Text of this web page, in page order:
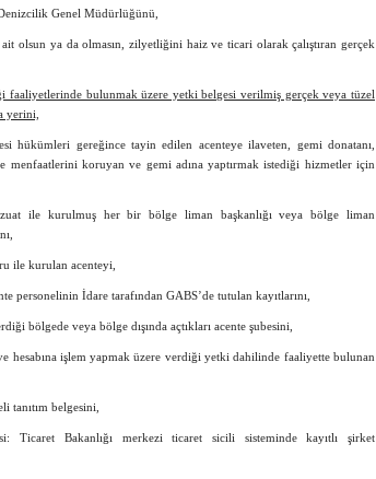
Genel Müdürlüğünü,
olsun ya da olmasın, zilyetliğini haiz ve ticari olarak çalıştıran gerçek
faaliyetlerinde bulunmak üzere yetki belgesi verilmiş gerçek veya tüzel
yerini,
hükümleri gereğince tayin edilen acenteye ilaveten, gemi donatanı,
menfaatlerini koruyan ve gemi adına yaptırmak istediği hizmetler için
ile kurulmuş her bir bölge liman başkanlığı veya bölge liman
ile kurulan acenteyi,
personelinin İdare tarafından GABS’de tutulan kayıtlarını,
bölgede veya bölge dışında açtıkları acente şubesini,
hesabına işlem yapmak üzere verdiği yetki dahilinde faaliyette bulunan
tanıtım belgesini,
Bakanlığı merkezi ticaret sicili sisteminde kayıtlı şirket